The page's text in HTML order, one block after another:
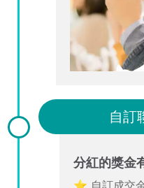
自訂
分紅的獎金
⭐ 自訂成交